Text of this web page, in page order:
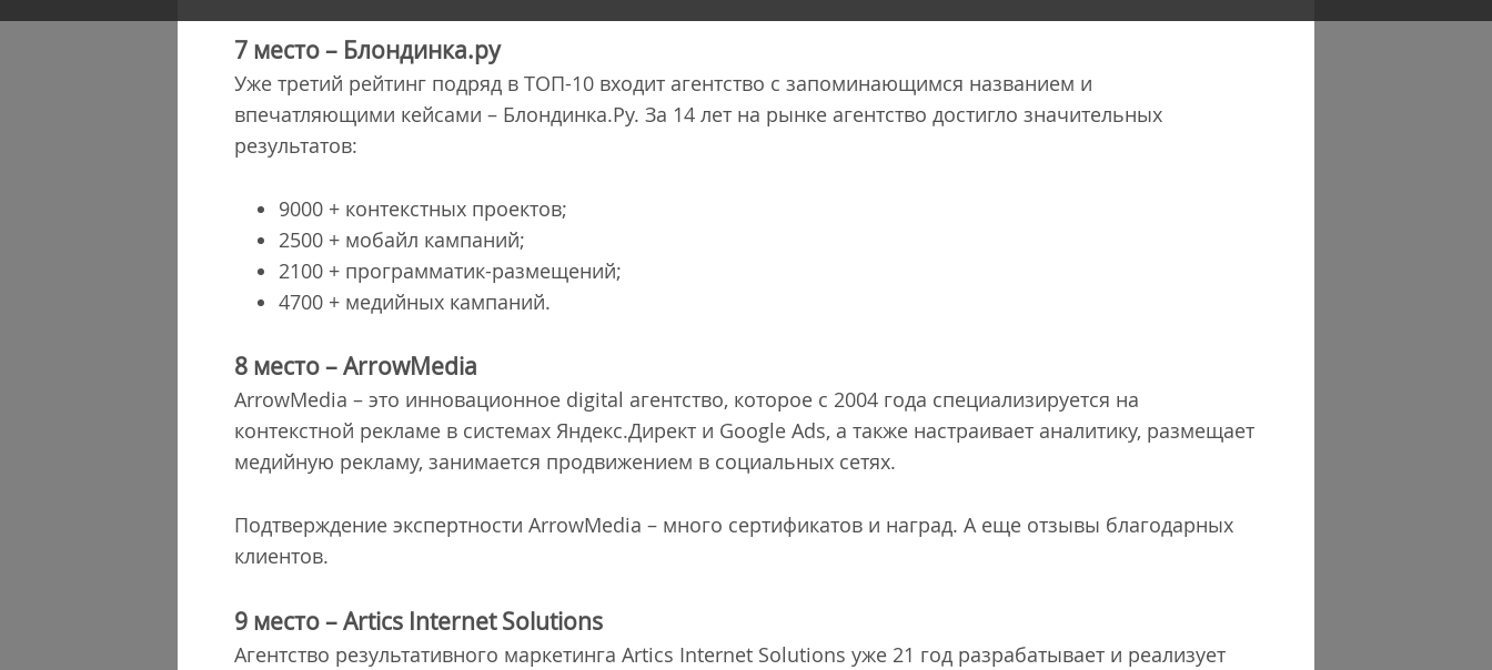
7 место– Блондинка.ру
Уже третий рейтинг подряд в ТОП-10 входит агентство с запоминающимся названием и
впечатляющими кейсами – Блондинка.Ру. За 14 лет на рынке агентство достигло значительных
результатов:
9000 + контекстных проектов;
2500 + мобайл кампаний;
2100 + программатик-размещений;
4700 + медийных кампаний.
8 место–ArrowMedia
ArrowMedia – это инновационное digital агентство, которое с 2004 года специализируется на
контекстной рекламе в системах Яндекс.Директ и Google Ads, а также настраивает аналитику, размещает
медийную рекламу, занимается продвижением в социальных сетях.
Подтверждение экспертности ArrowMedia – много сертификатов и наград. А еще отзывы благодарных
клиентов.
9 место–Artics Internet Solutions
Агентство результативного маркетинга Artics Internet Solutions уже 21 год разрабатывает и реализует